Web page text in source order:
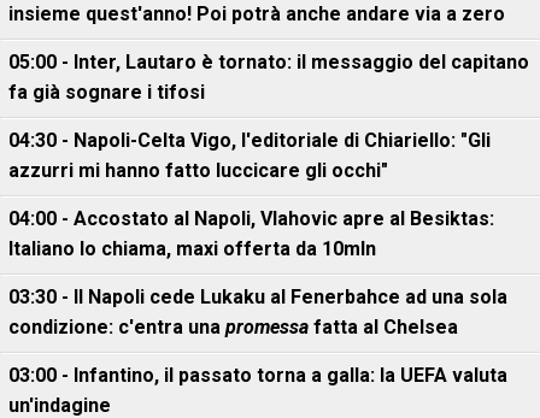
insieme quest'anno! Poi potrà anche andare via a zero
05:00 - Inter, Lautaro è tornato: il messaggio del capitano
fa già sognare i tifosi
04:30 - Napoli-Celta Vigo, l'editoriale di Chiariello: "Gli
azzurri mi hanno fatto luccicare gli occhi"
04:00 - Accostato al Napoli, Vlahovic apre al Besiktas:
Italiano lo chiama, maxi offerta da 10mln
03:30 - Il Napoli cede Lukaku al Fenerbahce ad una sola
condizione: c'entra una promessa fatta al Chelsea
03:00 - Infantino, il passato torna a galla: la UEFA valuta
un'indagine